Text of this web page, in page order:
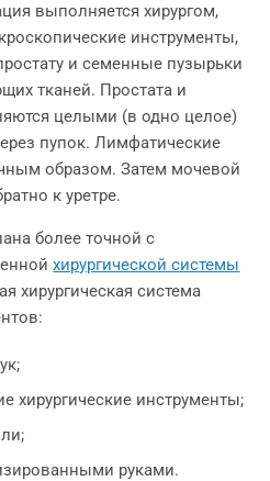
выполняется хирургом,
инструменты,
и семенные пузырьки
тканей. Простата и
целыми (в одно целое)
пупок. Лимфатические
образом. Затем мочевой
к уретре.
более точной с
хирургической системы
хирургическая система
хирургические инструменты;
руками.